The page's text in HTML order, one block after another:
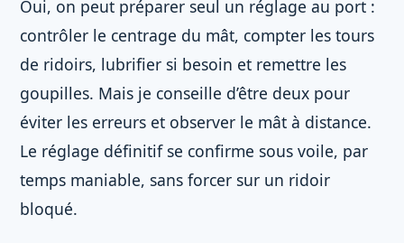
Oui, on peut préparer seul un réglage au port :
contrôler le centrage du mât, compter les tours
de ridoirs, lubrifier si besoin et remettre les
goupilles. Mais je conseille d’être deux pour
éviter les erreurs et observer le mât à distance.
Le réglage définitif se confirme sous voile, par
temps maniable, sans forcer sur un ridoir
bloqué.